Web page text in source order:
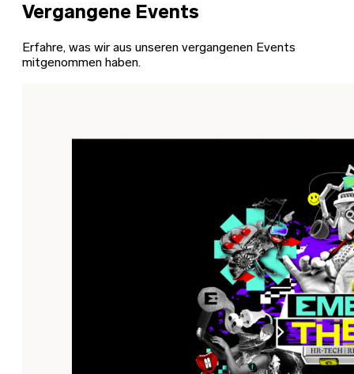
Vergangene Events
Erfahre, was wir aus unseren vergangenen Events
mitgenommen haben.